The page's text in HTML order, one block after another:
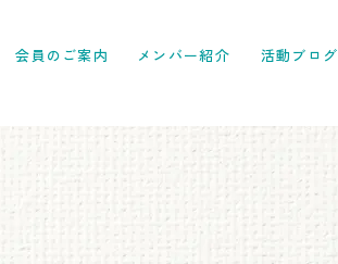
会員のご案内 メンバー紹介 活動ブログ